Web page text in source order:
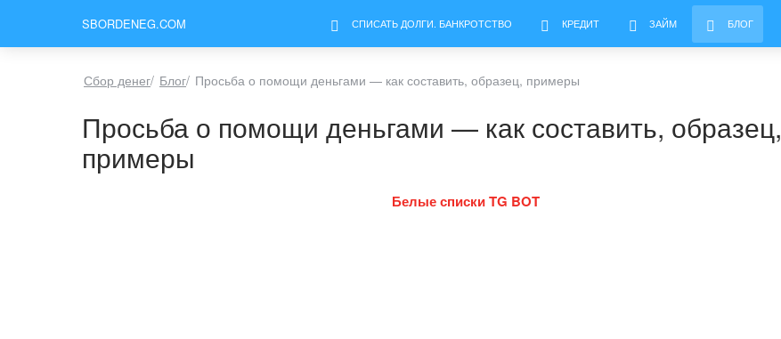
SBORDENEG.COM СПИСАТЬ ДОЛГИ. БАНКРОТСТВО КРЕДИТ ЗАЙМ БЛОГ
Сбор денег/ Блог/ Просьба о помощи деньгами — как составить, образец, примеры
Просьба о помощи деньгами — как составить, образец,
примеры
Белые списки TG BOT